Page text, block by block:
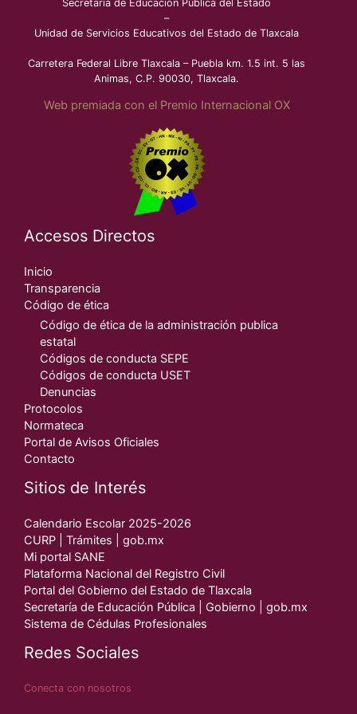
Secretaría de Educación Pública del Estado
–
Unidad de Servicios Educativos del Estado de Tlaxcala
Carretera Federal Libre Tlaxcala – Puebla km. 1.5 int. 5 las
Animas, C.P. 90030, Tlaxcala.
Web premiada con el Premio Internacional OX
Accesos Directos
Inicio
Transparencia
Código de ética
Código de ética de la administración publica
estatal
Códigos de conducta SEPE
Códigos de conducta USET
Denuncias
Protocolos
Normateca
Portal de Avisos Oficiales
Contacto
Sitios de Interés
Calendario Escolar 2025-2026
CURP | Trámites | gob.mx
Mi portal SANE
Plataforma Nacional del Registro Civil
Portal del Gobierno del Estado de Tlaxcala
Secretaría de Educación Pública | Gobierno | gob.mx
Sistema de Cédulas Profesionales
Redes Sociales
Conecta con nosotros